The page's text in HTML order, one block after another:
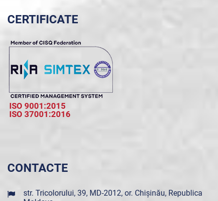
CERTIFICATE
ISO 9001:2015
ISO 37001:2016
CONTACTE
str. Tricolorului, 39, MD-2012, or. Chișinău, Republica